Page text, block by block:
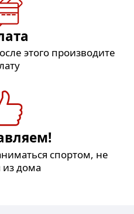
этого производите
спортом, не
из дома